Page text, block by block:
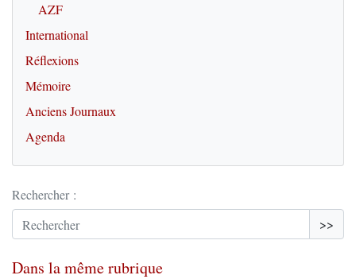
AZF
International
Réflexions
Mémoire
Anciens Journaux
Agenda
Rechercher :
>>
Dans la même rubrique